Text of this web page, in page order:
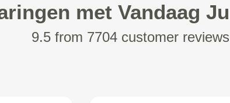
met Vandaag
9.5 from 7704 customer reviews